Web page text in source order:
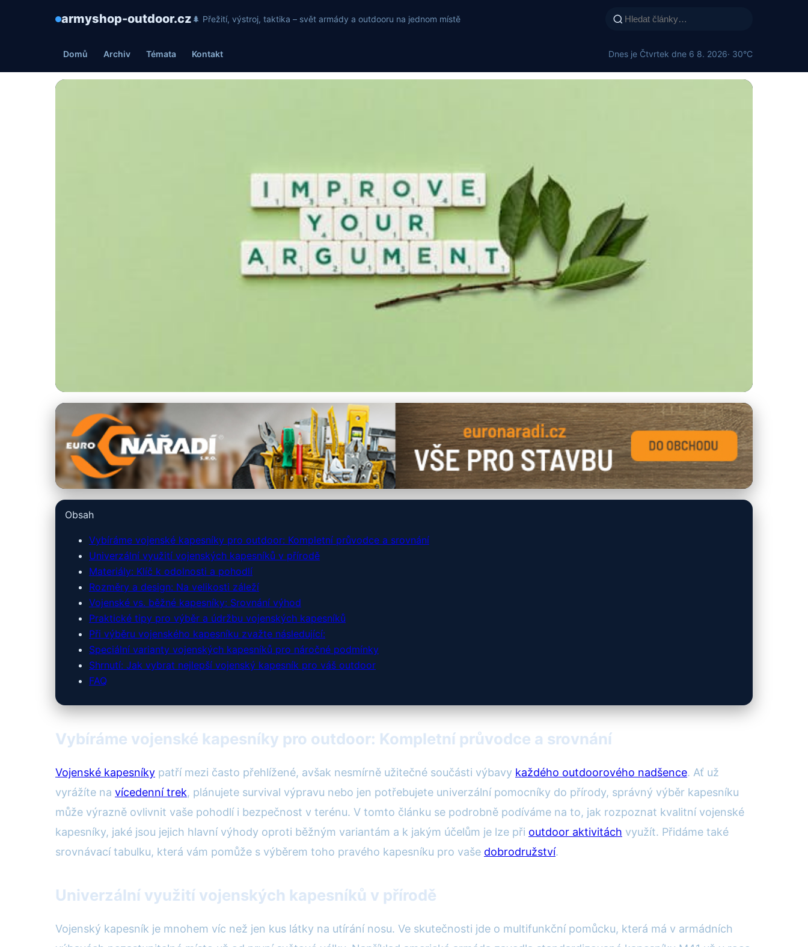
armyshop-outdoor.cz🌲 Přežití, výstroj, taktika – svět armády a outdooru na jednom místě
Domů Archiv Témata Kontakt Dnes je Čtvrtek dne 6 8. 2026· 30°C
armyshop-outdoor.cz
Váš Průvodce Výběrem Vojenských Kapesníků pro Outdoor
19. 3. 2026· 10 min čtení · Autor: Tomáš Novák
Obsah
Vybíráme vojenské kapesníky pro outdoor: Kompletní průvodce a srovnání
Univerzální využití vojenských kapesníků v přírodě
Materiály: Klíč k odolnosti a pohodlí
Rozměry a design: Na velikosti záleží
Vojenské vs. běžné kapesníky: Srovnání výhod
Praktické tipy pro výběr a údržbu vojenských kapesníků
Při výběru vojenského kapesníku zvažte následující:
Speciální varianty vojenských kapesníků pro náročné podmínky
Shrnutí: Jak vybrat nejlepší vojenský kapesník pro váš outdoor
FAQ
Vybíráme vojenské kapesníky pro outdoor: Kompletní průvodce a srovnání
Vojenské kapesníky patří mezi často přehlížené, avšak nesmírně užitečné součásti výbavy každého outdoorového nadšence. Ať už
vyrážíte na vícedenní trek, plánujete survival výpravu nebo jen potřebujete univerzální pomocníky do přírody, správný výběr kapesníku
může výrazně ovlivnit vaše pohodlí i bezpečnost v terénu. V tomto článku se podrobně podíváme na to, jak rozpoznat kvalitní vojenské
kapesníky, jaké jsou jejich hlavní výhody oproti běžným variantám a k jakým účelům je lze při outdoor aktivitách využít. Přidáme také
srovnávací tabulku, která vám pomůže s výběrem toho pravého kapesníku pro vaše dobrodružství.
Univerzální využití vojenských kapesníků v přírodě
Vojenský kapesník je mnohem víc než jen kus látky na utírání nosu. Ve skutečnosti jde o multifunkční pomůcku, která má v armádních